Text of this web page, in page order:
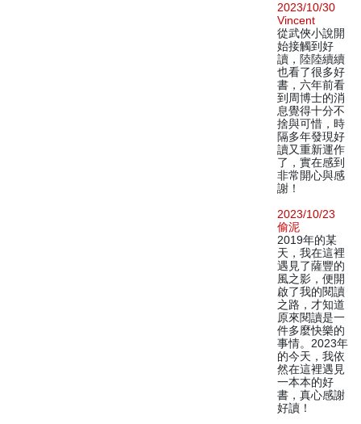
2023/10/30
Vincent
從武俠小說開
始接觸到好
讀，陸陸續續
也看了很多好
書，六年前看
到周博士的消
息覺得十分不
捨與可惜，時
隔多年發現好
讀又重新運作
了，實在感到
非常開心與感
謝！
2023/10/23
偷泥
2019年的某
天，我在這裡
遇見了薩豐的
風之影，便開
啟了我的閱讀
之路，才知道
原來閱讀是一
件多麼快樂的
事情。2023年
的今天，我依
然在這裡遇見
一本本的好
書，真心感謝
好讀！